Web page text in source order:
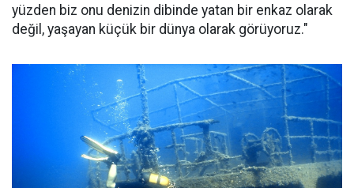
yüzden biz onu denizin dibinde yatan bir enkaz olarak
değil, yaşayan küçük bir dünya olarak görüyoruz."